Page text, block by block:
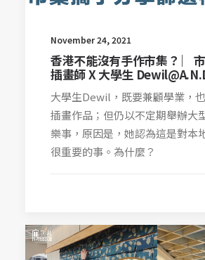
November 24, 2021
香港不能沒有手作市集？ ︳
插畫師 X 大學生
大學生Dewil，既要兼顧學業，
插畫作品；但仍以不定期舉辦大
樂事，原因是，她認為這是對本
很重要的事。為什麼？